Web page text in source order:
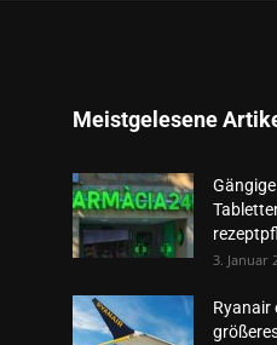
Meistgelesene
3. Januar
Ryanair